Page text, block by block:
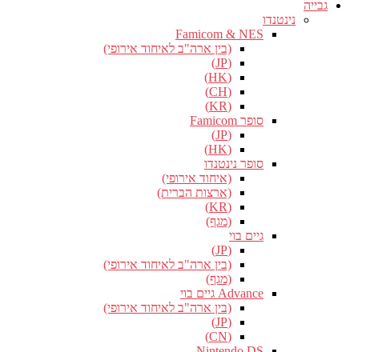
גבייה
נינטנדו
Famicom & NES
(בין ארה"ב לאיחוד אירופי)
(JP)
(HK)
(CH)
(KR)
סופר Famicom
(JP)
(HK)
סופר נינטנדו
(איחוד אירופי)
(ארצות הברית)
(KR)
(מגף)
גיים בוי
(JP)
(בין ארה"ב לאיחוד אירופי)
(מגף)
Advance גיים בוי
(בין ארה"ב לאיחוד אירופי)
(JP)
(CN)